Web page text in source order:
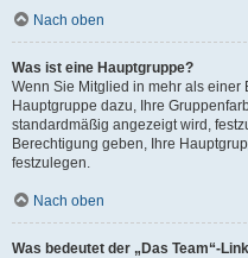
Nach oben
Was ist eine Hauptgruppe?
Wenn Sie Mitglied in mehr als einer
Hauptgruppe dazu, Ihre
standardmäßig angezeigt wird,
Berechtigung geben, Ihre
festzulegen.
Nach oben
Was bedeutet der „Das Team“-